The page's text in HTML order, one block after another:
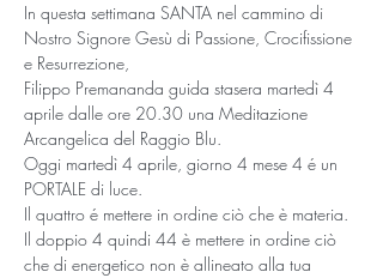
In questa settimana SANTA nel cammino di
Nostro Signore Gesù di Passione, Crocifissione
e Resurrezione,
Filippo Premananda guida stasera martedì 4
aprile dalle ore 20.30 una Meditazione
Arcangelica del Raggio Blu.
Oggi martedì 4 aprile, giorno 4 mese 4 é un
PORTALE di luce.
Il quattro é mettere in ordine ciò che è materia.
Il doppio 4 quindi 44 è mettere in ordine ciò
che di energetico non è allineato alla tua